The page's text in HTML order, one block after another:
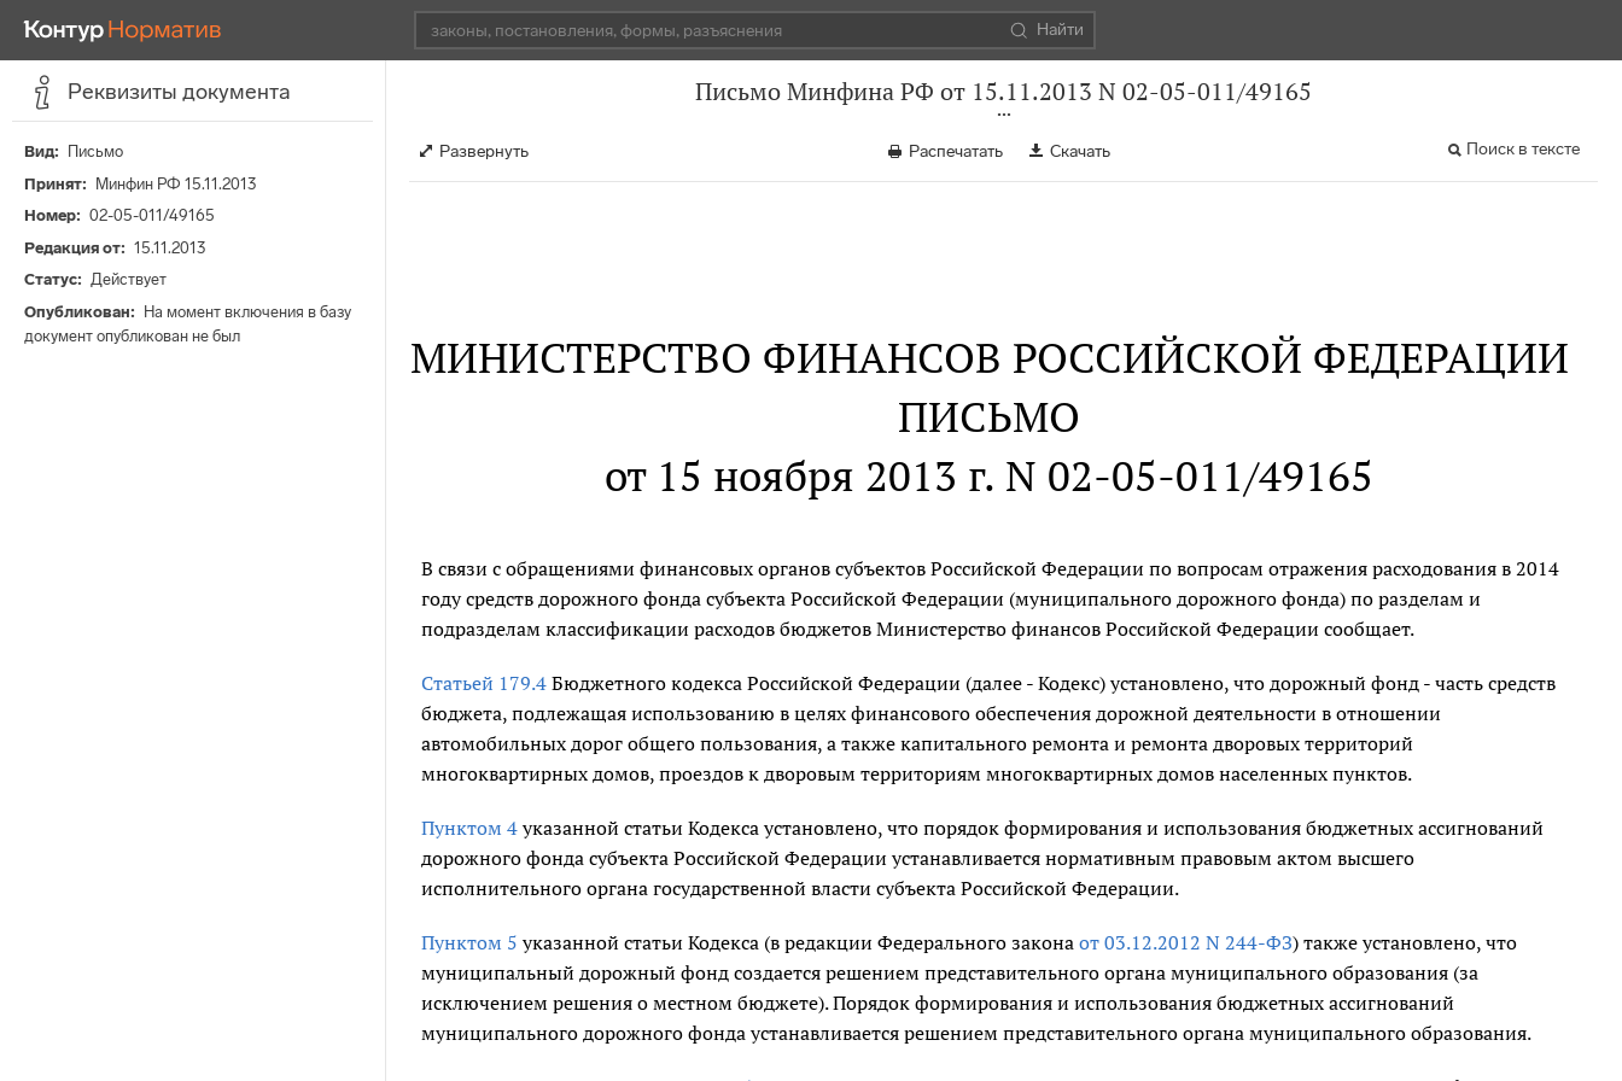
Найти
Реквизиты документа
Вид
Письмо
Принят
Минфин РФ 15.11.2013
Номер
02-05-011/49165
Редакция от
15.11.2013
Статус
Действует
Опубликован
На момент включения в базу
документ опубликован не был
Письмо Минфина РФ от 15.11.2013 N 02-05-011/49165
Развернуть Распечатать Скачать Поиск в тексте
МИНИСТЕРСТВО ФИНАНСОВ РОССИЙСКОЙ ФЕДЕРАЦИИ
ПИСЬМО
от 15 ноября 2013 г. N 02-05-011/49165
В связи с обращениями финансовых органов субъектов Российской Федерации по вопросам отражения расходования в 2014
году средств дорожного фонда субъекта Российской Федерации (муниципального дорожного фонда) по разделам и
подразделам классификации расходов бюджетов Министерство финансов Российской Федерации сообщает.
Статьей 179.4Бюджетного кодекса Российской Федерации (далее - Кодекс) установлено, что дорожный фонд - часть средств
бюджета, подлежащая использованию в целях финансового обеспечения дорожной деятельности в отношении
автомобильных дорог общего пользования, а также капитального ремонта и ремонта дворовых территорий
многоквартирных домов, проездов к дворовым территориям многоквартирных домов населенных пунктов.
Пунктом 4указанной статьи Кодекса установлено, что порядок формирования и использования бюджетных ассигнований
дорожного фонда субъекта Российской Федерации устанавливается нормативным правовым актом высшего
исполнительного органа государственной власти субъекта Российской Федерации.
Пунктом 5 указанной статьи Кодекса (в редакции Федерального закона от 03.12.2012 N 244-ФЗ) также установлено, что
муниципальный дорожный фонд создается решением представительного органа муниципального образования (за
исключением решения о местном бюджете). Порядок формирования и использования бюджетных ассигнований
муниципального дорожного фонда устанавливается решением представительного органа муниципального образования.